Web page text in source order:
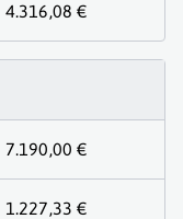
4.316,08 €
7.190,00 €
1.227,33 €